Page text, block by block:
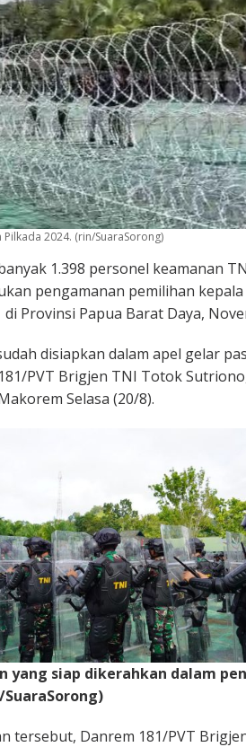
2024. (rin/SuaraSorong)
1.398 personel keamanan
pengamanan pemilihan
Provinsi Papua Barat Daya,
disiapkan dalam apel gelar
PVT Brigjen TNI Totok Sutriono,
Selasa (20/8).
yang siap dikerahkan dalam
tersebut, Danrem 181/PVT